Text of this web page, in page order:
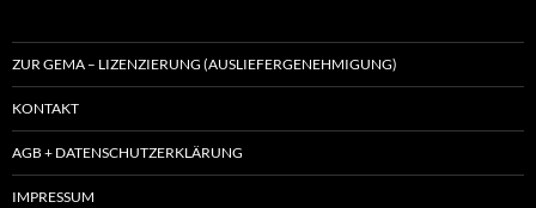
ZUR GEMA – LIZENZIERUNG (AUSLIEFERGENEHMIGUNG)
KONTAKT
AGB + DATENSCHUTZERKLÄRUNG
IMPRESSUM